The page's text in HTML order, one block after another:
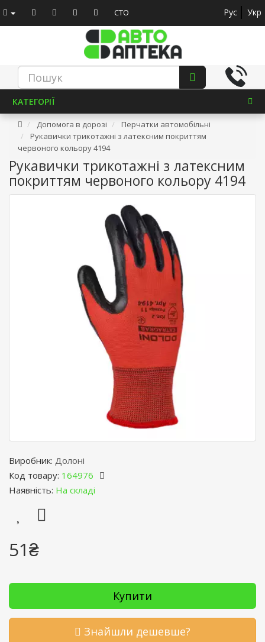
СТО Рус Укр
КАТЕГОРІЇ
Допомога в дорозі
Перчатки автомобільні
Рукавички трикотажні з латексним покриттям
червоного кольору 4194
Рукавички трикотажні з латексним
покриттям червоного кольору 4194
Виробник: Долоні
Код товару: 164976
Наявність: На складі
51₴
Купити
Знайшли дешевше?